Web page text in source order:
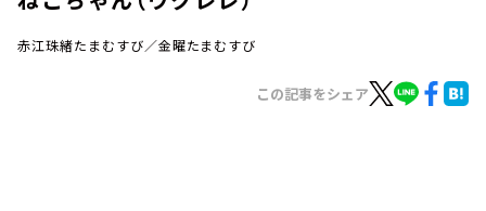
赤江珠緒たまむすび／金曜たまむすび
この記事をシェア